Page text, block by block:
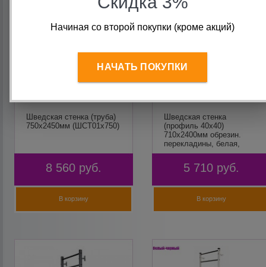
Шведская стенка (труба)
750х2450мм (ШСТ01х750)
8 560 руб.
В корзину
Шведская стенка
(профиль 40х40)
710х2400мм обрезин.
перекладины, белая,
Мурман
5 710 руб.
В корзину
Начиная со второй покупки (кроме акций)
НАЧАТЬ ПОКУПКИ